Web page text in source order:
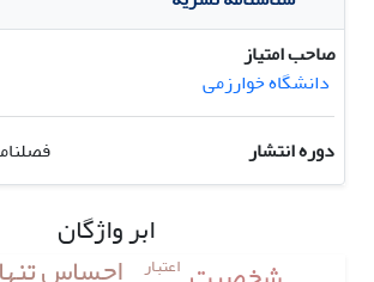
صاحب امتیاز
دانشگاه خوارزمی
دوره انتشار
ابر واژگان
اعتبار